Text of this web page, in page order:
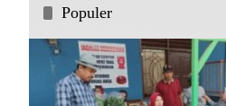
Populer